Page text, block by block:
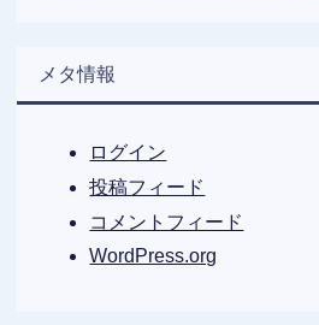
メタ情報
ログイン
投稿フィード
コメントフィード
WordPress.org